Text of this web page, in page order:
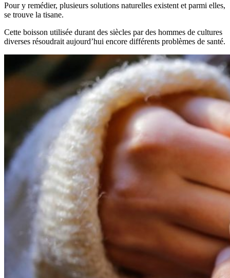
Pour y remédier, plusieurs solutions naturelles existent et parmi elles,
se trouve la tisane.
Cette boisson utilisée durant des siècles par des hommes de cultures
diverses résoudrait aujourd’hui encore différents problèmes de santé.